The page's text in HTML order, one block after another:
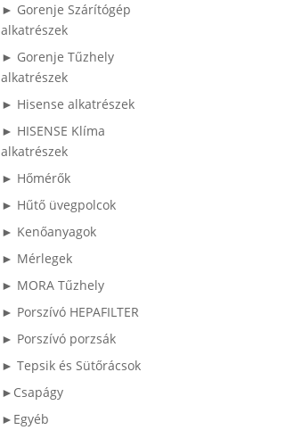
► Gorenje Szárítógép
alkatrészek
► Gorenje Tűzhely
alkatrészek
► Hisense alkatrészek
► HISENSE Klíma
alkatrészek
► Hőmérők
► Hűtő üvegpolcok
► Kenőanyagok
► Mérlegek
► MORA Tűzhely
► Porszívó HEPAFILTER
► Porszívó porzsák
► Tepsik és Sütőrácsok
►Csapágy
►Egyéb